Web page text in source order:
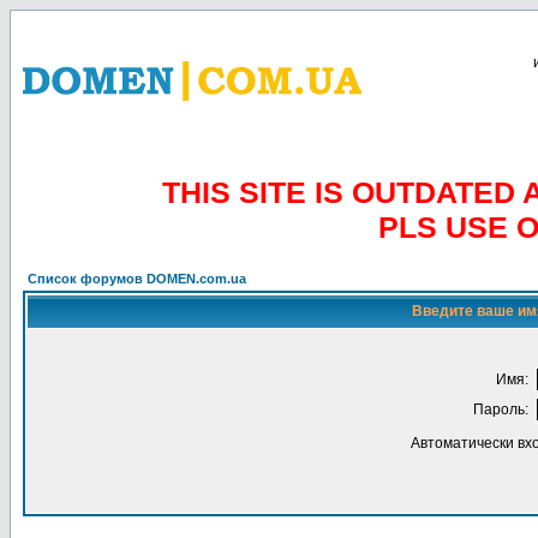
THIS SITE IS OUTDATED
PLS USE
Список форумов DOMEN.com.ua
Введите ваше
Имя:
Пароль:
Автоматически